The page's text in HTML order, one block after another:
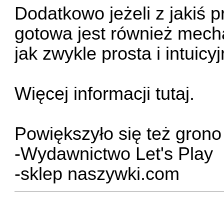
Dodatkowo jeżeli z jakiś
gotowa jest również
jak zwykle prosta i
Więcej informacjitutaj.
Powiększyło się też
-Wydawnictwo Let's Play
-sklep naszywki.com